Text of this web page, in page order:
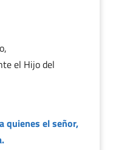
el Hijo del
quienes el señor,